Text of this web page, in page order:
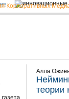
Алла
теории